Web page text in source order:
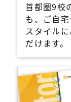
首都圏9校
も、ご自
スタイル
だけます。